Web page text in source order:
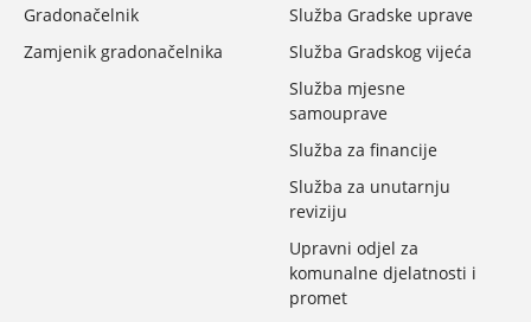
Gradonačelnik
Zamjenik gradonačelnika
Služba Gradske uprave
Služba Gradskog vijeća
Služba mjesne
samouprave
Služba za financije
Služba za unutarnju
reviziju
Upravni odjel za
komunalne djelatnosti i
promet